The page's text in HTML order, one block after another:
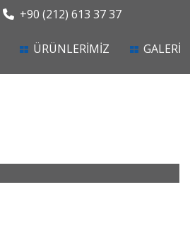
+90 (212) 613 37 37
ÜRÜNLERİMİZ GALERİ